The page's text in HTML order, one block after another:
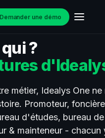
Demander une démo
?
métier, Idealys One
Promoteur,
d'études, bureau
& mainteneur - chacun